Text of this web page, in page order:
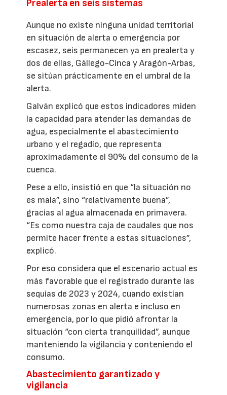
Prealerta en seis sistemas
Aunque no existe ninguna unidad territorial
en situación de alerta o emergencia por
escasez, seis permanecen ya en prealerta y
dos de ellas, Gállego-Cinca y Aragón-Arbas,
se sitúan prácticamente en el umbral de la
alerta.
Galván explicó que estos indicadores miden
la capacidad para atender las demandas de
agua, especialmente el abastecimiento
urbano y el regadío, que representa
aproximadamente el 90% del consumo de la
cuenca.
Pese a ello, insistió en que “la situación no
es mala”, sino “relativamente buena”,
gracias al agua almacenada en primavera.
“Es como nuestra caja de caudales que nos
permite hacer frente a estas situaciones”,
explicó.
Por eso considera que el escenario actual es
más favorable que el registrado durante las
sequías de 2023 y 2024, cuando existían
numerosas zonas en alerta e incluso en
emergencia, por lo que pidió afrontar la
situación “con cierta tranquilidad”, aunque
manteniendo la vigilancia y conteniendo el
consumo.
Abastecimiento garantizado y
vigilancia